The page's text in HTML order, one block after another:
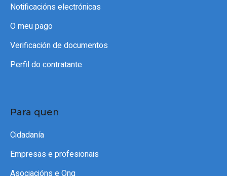
Notificacións electrónicas
O meu pago
Verificación de documentos
Perfil do contratante
Para quen
Cidadanía
Empresas e profesionais
Asociacións e Ong